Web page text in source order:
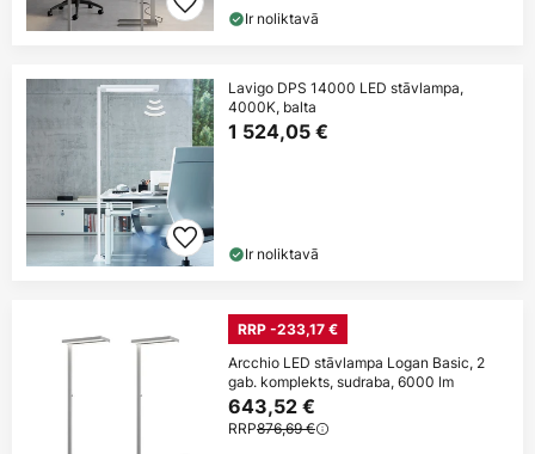
Ir noliktavā
Lavigo DPS 14000 LED stāvlampa,
4000K, balta
1 524,05 €
Ir noliktavā
RRP -233,17 €
Arcchio LED stāvlampa Logan Basic, 2
gab. komplekts, sudraba, 6000 lm
643,52 €
RRP876,69 €